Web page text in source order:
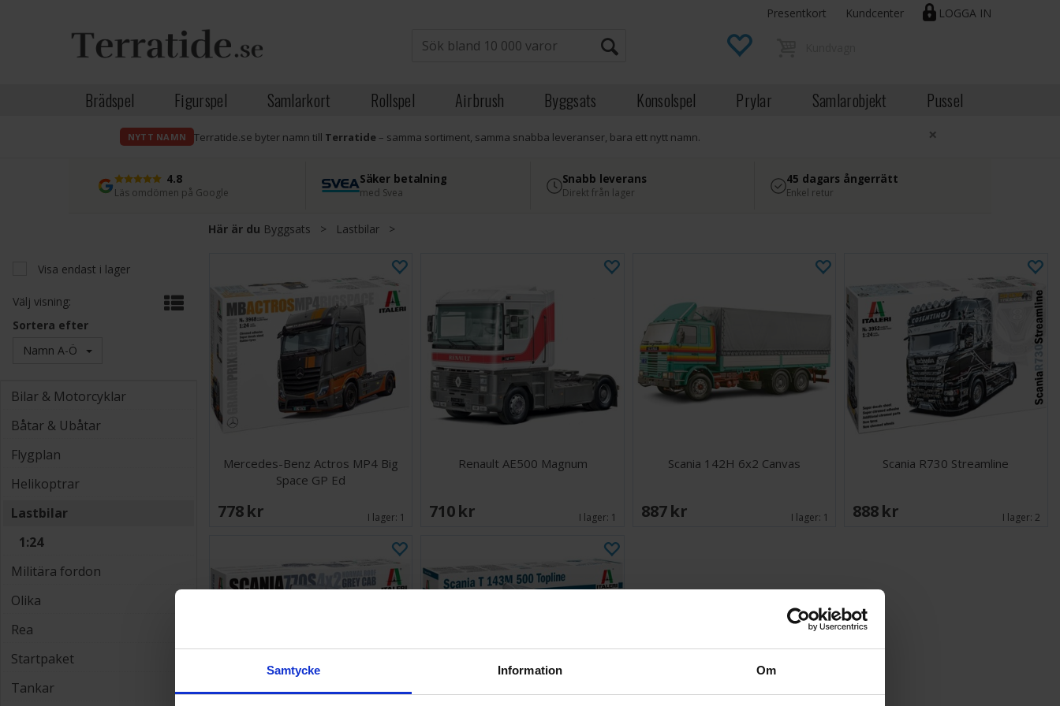
Samtycke Information Om
LOGGA IN
Presentkort Kundcenter
Brädspel Figurspel Samlarkort Rollspel Airbrush Byggsats Konsolspel Prylar Samlarobjekt Pussel
NYTT NAMN Terratide.se byter namn till Terratide– samma sortiment, samma snabba leveranser, bara ett nytt namn. ×
4.8
Läs omdömen på Google
Säker betalning
med Svea
Snabb leverans
Direkt från lager
45 dagars ångerrätt
Enkel retur
Här är du Byggsats > Lastbilar >
Visa endast i lager
Välj visning:
Sortera efter
Namn A-Ö
Bilar & Motorcyklar
Båtar & Ubåtar
Flygplan
Helikoptrar
Lastbilar
1:24
Militära fordon
Olika
Rea
Startpaket
Tankar
Mercedes-Benz Actros MP4 Big
Space GP Ed
778 SEK I lager: 1
Renault AE500 Magnum
710 SEK I lager: 1
Scania 142H 6x2 Canvas
887 SEK I lager: 1
Scania R730 Streamline
888 SEK I lager:2